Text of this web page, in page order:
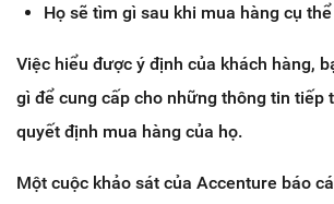
Họ sẽ tìm gì sau khi mua hàng cụ thể
Việc hiểu được ý định của khách hàng,
gì để cung cấp cho những thông tin tiếp
quyết định mua hàng của họ.
Một cuộc khảo sát của Accenture báo